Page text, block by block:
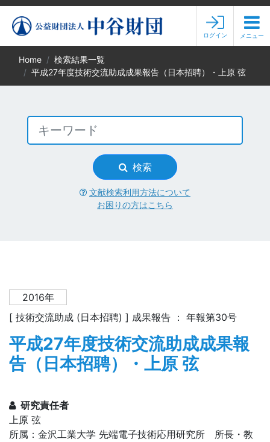
ログイン メニュー
Home
検索結果一覧
平成27年度技術交流助成成果報告（日本招聘）・上原 弦
検索
文献検索利用方法について
お困りの方はこちら
2016年
[ 技術交流助成 (日本招聘) ] 成果報告 ： 年報第30号
平成27年度技術交流助成成果報
告（日本招聘）・上原 弦
研究責任者
上原 弦
所属：金沢工業大学 先端電子技術応用研究所 所長・教